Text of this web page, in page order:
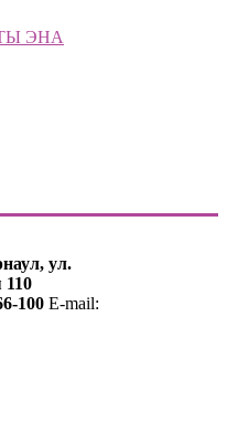
ЭНА
ул.
110
100 E-mail: